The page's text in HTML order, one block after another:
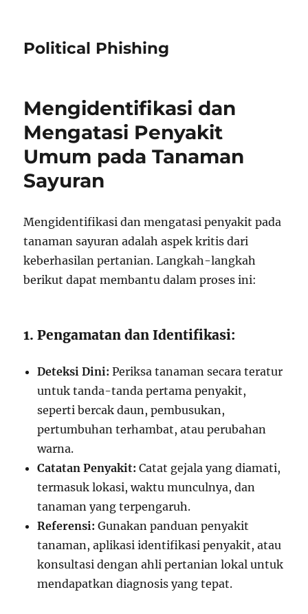
Political Phishing
Mengidentifikasi dan
Mengatasi Penyakit
Umum pada Tanaman
Sayuran
Mengidentifikasi dan mengatasi penyakit pada
tanaman sayuran adalah aspek kritis dari
keberhasilan pertanian. Langkah-langkah
berikut dapat membantu dalam proses ini:
1. Pengamatan dan Identifikasi:
Deteksi Dini: Periksa tanaman secara teratur
untuk tanda-tanda pertama penyakit,
seperti bercak daun, pembusukan,
pertumbuhan terhambat, atau perubahan
warna.
Catatan Penyakit: Catat gejala yang diamati,
termasuk lokasi, waktu munculnya, dan
tanaman yang terpengaruh.
Referensi: Gunakan panduan penyakit
tanaman, aplikasi identifikasi penyakit, atau
konsultasi dengan ahli pertanian lokal untuk
mendapatkan diagnosis yang tepat.